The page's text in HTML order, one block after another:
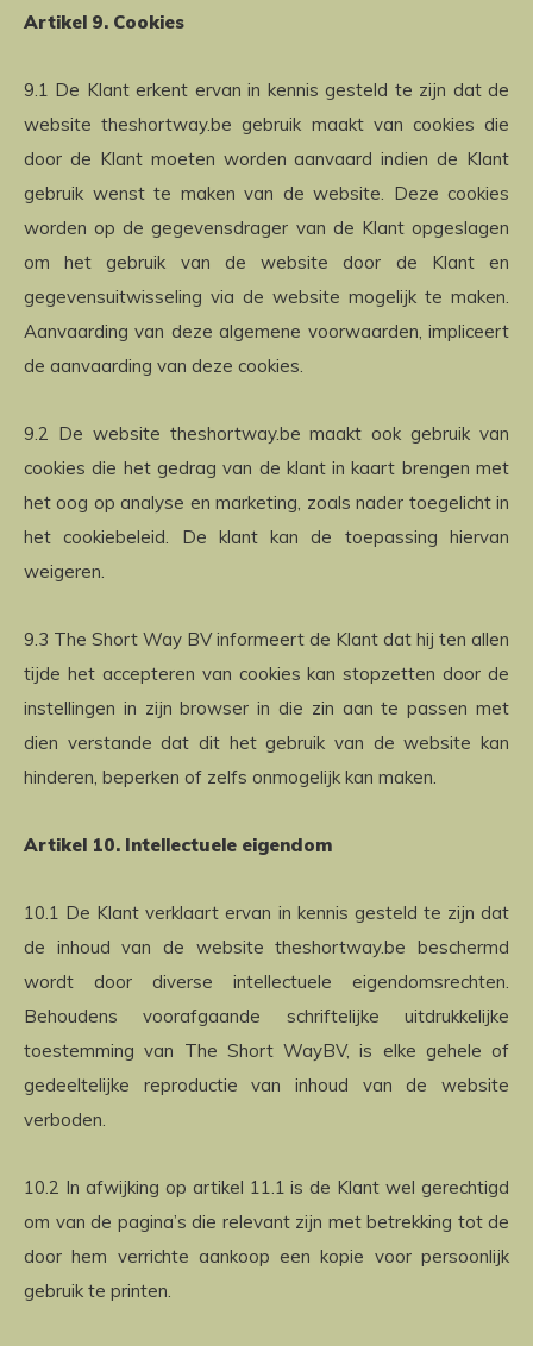
Artikel 9. Cookies
9.1 De Klant erkent ervan in kennis gesteld te zijn dat de
website theshortway.be gebruik maakt van cookies die
door de Klant moeten worden aanvaard indien de Klant
gebruik wenst te maken van de website. Deze cookies
worden op de gegevensdrager van de Klant opgeslagen
om het gebruik van de website door de Klant en
gegevensuitwisseling via de website mogelijk te maken.
Aanvaarding van deze algemene voorwaarden, impliceert
de aanvaarding van deze cookies.
9.2 De website theshortway.be maakt ook gebruik van
cookies die het gedrag van de klant in kaart brengen met
het oog op analyse en marketing, zoals nader toegelicht in
het cookiebeleid. De klant kan de toepassing hiervan
weigeren.
9.3 The Short Way BV informeert de Klant dat hij ten allen
tijde het accepteren van cookies kan stopzetten door de
instellingen in zijn browser in die zin aan te passen met
dien verstande dat dit het gebruik van de website kan
hinderen, beperken of zelfs onmogelijk kan maken.
Artikel 10. Intellectuele eigendom
10.1 De Klant verklaart ervan in kennis gesteld te zijn dat
de inhoud van de website theshortway.be beschermd
wordt door diverse intellectuele eigendomsrechten.
Behoudens voorafgaande schriftelijke uitdrukkelijke
toestemming van The Short WayBV, is elke gehele of
gedeeltelijke reproductie van inhoud van de website
verboden.
10.2 In afwijking op artikel 11.1 is de Klant wel gerechtigd
om van de pagina’s die relevant zijn met betrekking tot de
door hem verrichte aankoop een kopie voor persoonlijk
gebruik te printen.